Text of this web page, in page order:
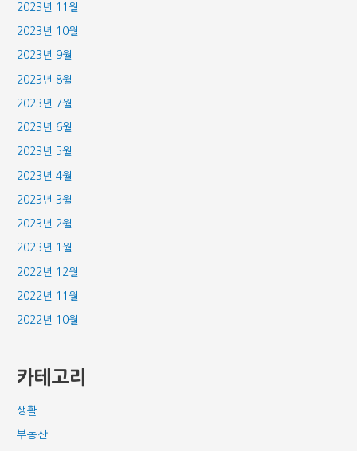
2023년 11월
2023년 10월
2023년 9월
2023년 8월
2023년 7월
2023년 6월
2023년 5월
2023년 4월
2023년 3월
2023년 2월
2023년 1월
2022년 12월
2022년 11월
2022년 10월
카테고리
생활
부동산